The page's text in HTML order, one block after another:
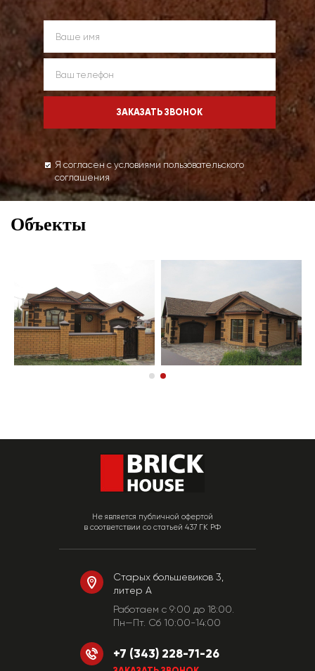
Я согласен с условиями пользовательского
соглашения
Объекты
Не является публичной офертой
в соответствии со статьей 437 ГК РФ
Старых большевиков 3,
литер А
Работаем c 9:00 до 18:00.
Пн—Пт. Сб 10:00-14:00
+7 (343) 228-71-26